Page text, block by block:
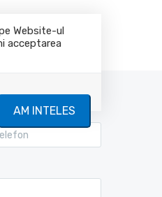
Website-ul
acceptarea
AM INTELES
noi Contact